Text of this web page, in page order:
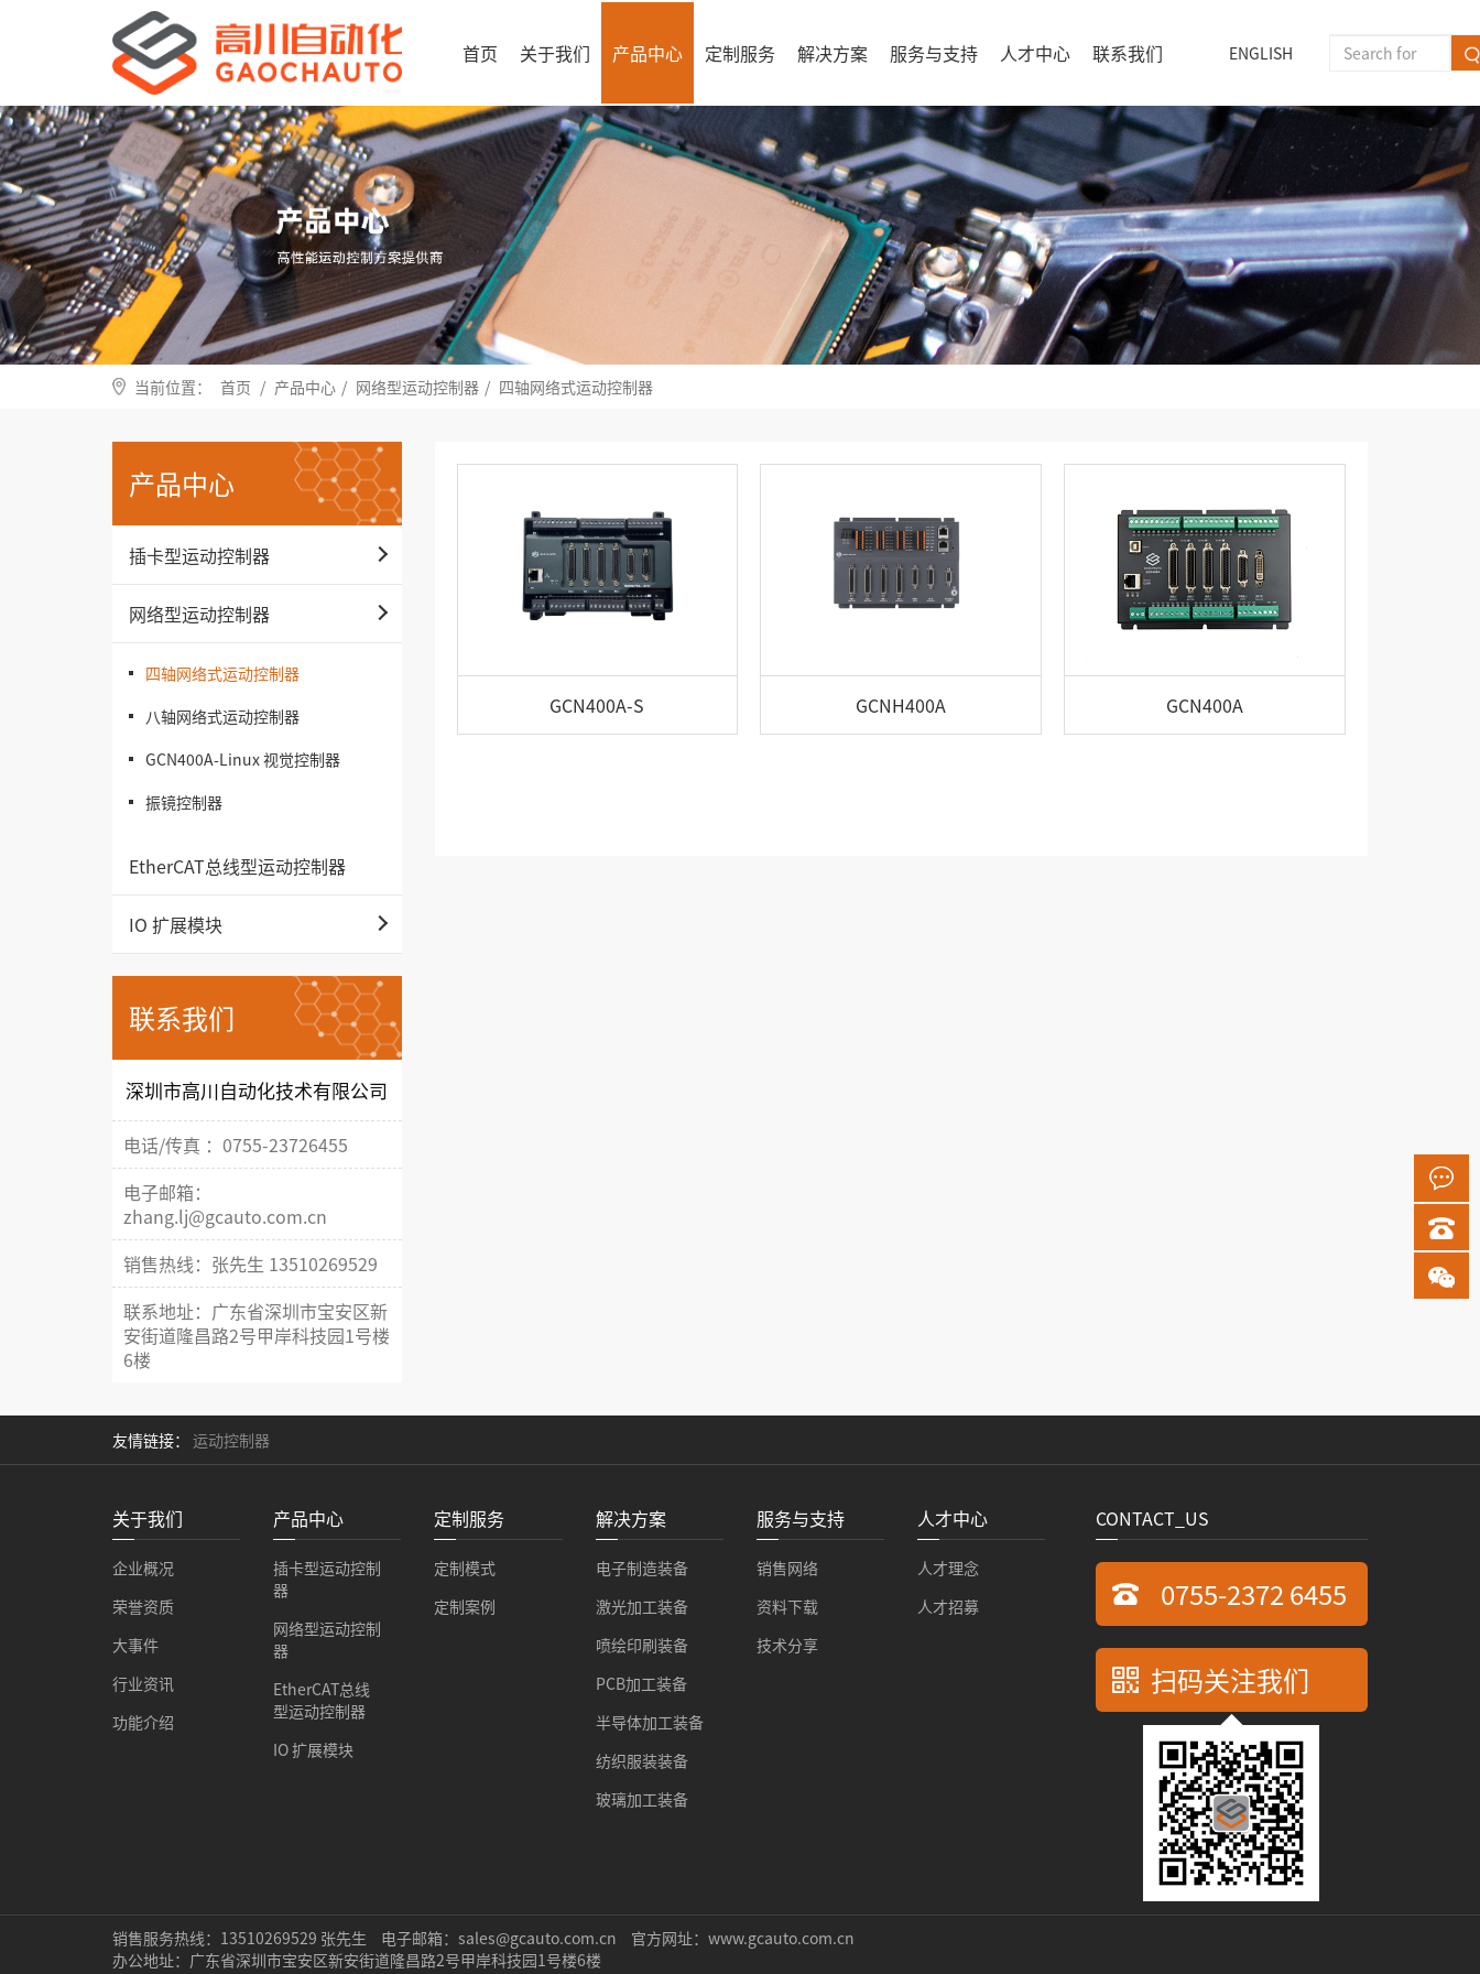
首页 关于我们 产品中心 定制服务 解决方案 服务与支持 人才中心 联系我们 ENGLISH
当前位置： 首页 / 产品中心 / 网络型运动控制器 / 四轴网络式运动控制器
产品中心
插卡型运动控制器
网络型运动控制器
四轴网络式运动控制器
八轴网络式运动控制器
GCN400A-Linux 视觉控制器
振镜控制器
EtherCAT总线型运动控制器
IO 扩展模块
联系我们
深圳市高川自动化技术有限公司
电话/传真 ：0755-23726455
电子邮箱：
zhang.lj@gcauto.com.cn
销售热线：张先生 13510269529
联系地址：广东省深圳市宝安区新
安街道隆昌路2号甲岸科技园1号楼
6楼
GCN400A-S GCNH400A GCN400A
友情链接： 运动控制器
关于我们
企业概况
荣誉资质
大事件
行业资讯
功能介绍
产品中心
插卡型运动控制
器
网络型运动控制
器
EtherCAT总线
型运动控制器
IO 扩展模块
定制服务
定制模式
定制案例
解决方案
电子制造装备
激光加工装备
喷绘印刷装备
PCB加工装备
半导体加工装备
纺织服装装备
玻璃加工装备
服务与支持
销售网络
资料下载
技术分享
人才中心
人才理念
人才招募
CONTACT_US
0755-2372 6455
扫码关注我们
销售服务热线：13510269529 张先生 电子邮箱：sales@gcauto.com.cn
官方网址：www.gcauto.com.cn
办公地址：广东省深圳市宝安区新安街道隆昌路2号甲岸科技园1号楼6楼